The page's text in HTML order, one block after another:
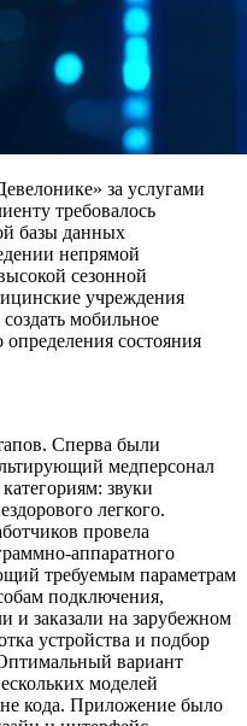
за услугами
требовалось
базы данных
непрямой
сезонной
учреждения
мобильное
состояния
Сперва были
медперсонал
звуки
легкого.
провела
аппаратного
требуемым параметрам
подключения,
и заказали на зарубежном
устройства и подбор
вариант
моделей
кода. Приложение было